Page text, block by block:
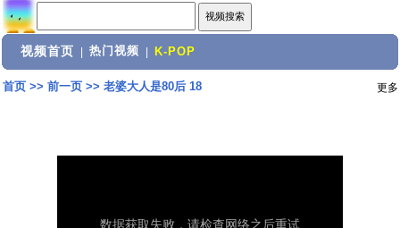
视频首页 热门视频 K-POP
首页>> 前一页>> 老婆大人是80后 18 更多